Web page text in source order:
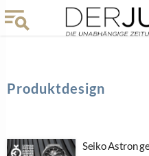
Produktdesign
Seiko Astron